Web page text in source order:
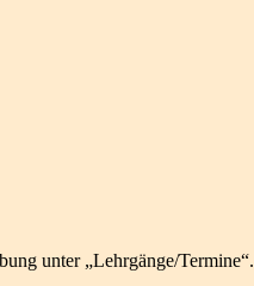
unter „Lehrgänge/Termine“.